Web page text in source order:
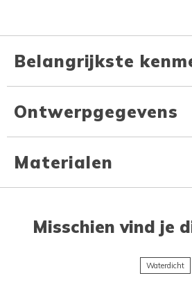
Belangrijkste
Ontwerpgegevens
Materialen
Misschien vind je
Waterdicht